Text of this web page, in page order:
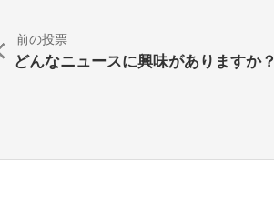
前の投票
どんなニュースに興味がありますか？